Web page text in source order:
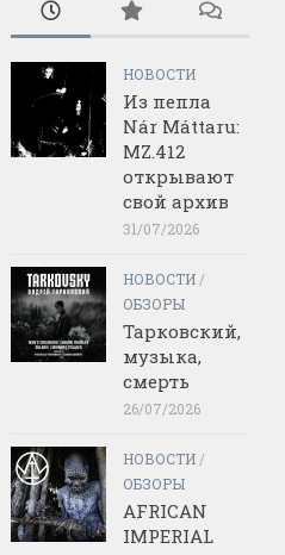
НОВОСТИ
Из пепла
Nár Máttaru:
MZ.412
открывают
свой архив
31/07/2026
НОВОСТИ /
ОБЗОРЫ
Тарковский,
музыка,
смерть
26/07/2026
НОВОСТИ /
ОБЗОРЫ
AFRICAN
IMPERIAL